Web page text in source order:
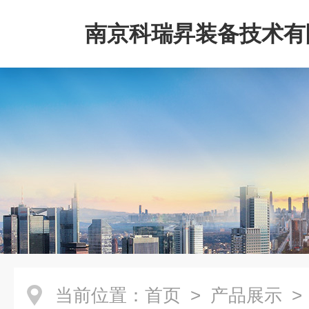
南京科瑞昇装备技术
当前位置： 首页 > 产品展示